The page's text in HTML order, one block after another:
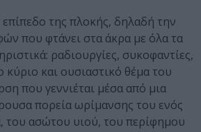
της πλοκής, δηλαδή την
που φτάνει στα άκρα με όλα τα
ραδιουργίες, συκοφαντίες,
κύριο και ουσιαστικό θέμα του
που γεννιέται μέσα από μια
πορεία ωρίμανσης του ενός
του ασώτου υιού, του περίφημου